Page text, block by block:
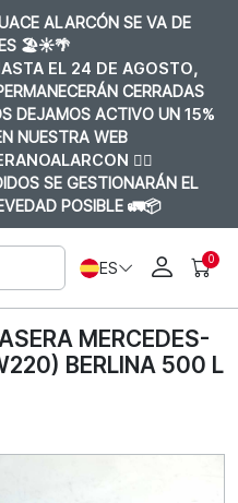
ALARCÓN SE VA DE
🏖️☀️🌴
EL 24 DE AGOSTO,
CERRADAS
DEJAMOS ACTIVO UN 15%
NUESTRA WEB
👈🏼
SE GESTIONARÁN EL
POSIBLE 🚛📦
ES 0
MERCEDES-
BERLINA 500 L